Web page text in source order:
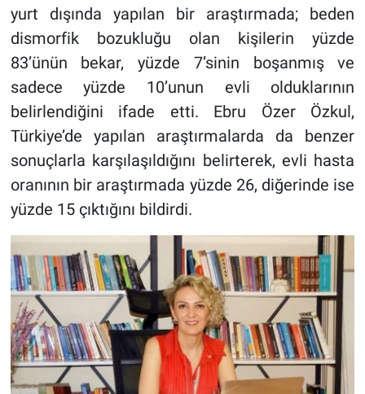
yurt dışında yapılan bir araştırmada; beden
dismorfik bozukluğu olan kişilerin yüzde
83’ünün bekar, yüzde 7’sinin boşanmış ve
sadece yüzde 10’unun evli olduklarının
belirlendiğini ifade etti. Ebru Özer Özkul,
Türkiye’de yapılan araştırmalarda da benzer
sonuçlarla karşılaşıldığını belirterek, evli hasta
oranının bir araştırmada yüzde 26, diğerinde ise
yüzde 15 çıktığını bildirdi.